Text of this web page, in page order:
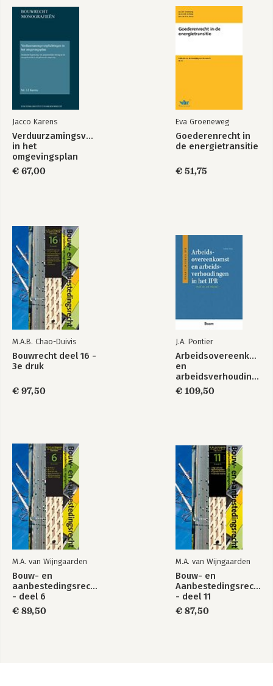
Jacco Karens
Verduurzamingsverplichtingen
in het
omgevingsplan
€ 67,00
Eva Groeneweg
Goederenrecht in
de energietransitie
€ 51,75
M.A.B. Chao-Duivis
Bouwrecht deel 16 -
3e druk
€ 97,50
J.A. Pontier
Arbeidsovereenkomst
en
arbeidsverhoudingen
in het IPR
€ 109,50
M.A. van Wijngaarden
Bouw- en
aanbestedingsrecht
- deel 6
€ 89,50
M.A. van Wijngaarden
Bouw- en
Aanbestedingsrecht
- deel 11
€ 87,50